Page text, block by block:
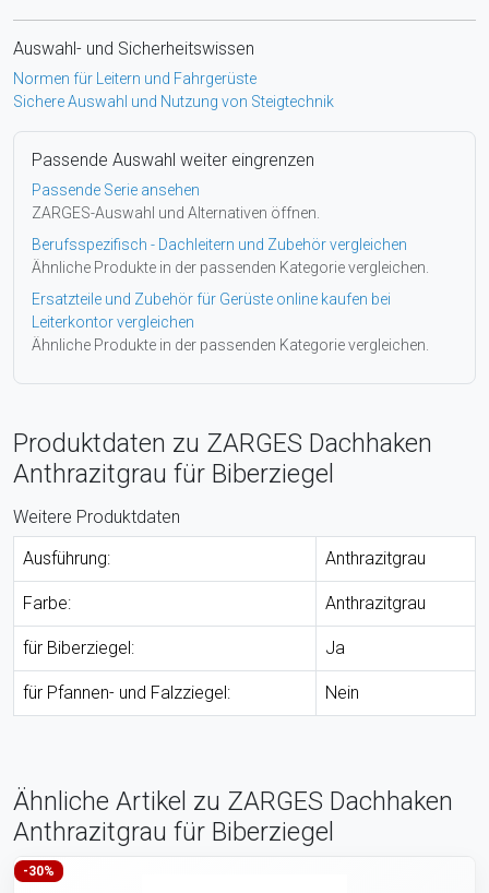
Auswahl- und Sicherheitswissen
Normen für Leitern und Fahrgerüste
Sichere Auswahl und Nutzung von Steigtechnik
Passende Auswahl weiter eingrenzen
Passende Serie ansehen
ZARGES-Auswahl und Alternativen öffnen.
Berufsspezifisch - Dachleitern und Zubehör vergleichen
Ähnliche Produkte in der passenden Kategorie vergleichen.
Ersatzteile und Zubehör für Gerüste online kaufen bei
Leiterkontor vergleichen
Ähnliche Produkte in der passenden Kategorie vergleichen.
Produktdaten zu ZARGES Dachhaken
Anthrazitgrau für Biberziegel
Weitere Produktdaten
Ausführung:
Anthrazitgrau
Farbe: Anthrazitgrau
für Biberziegel: Ja
für Pfannen- und Falzziegel: Nein
Ähnliche Artikel zu ZARGES Dachhaken
Anthrazitgrau für Biberziegel
-30%